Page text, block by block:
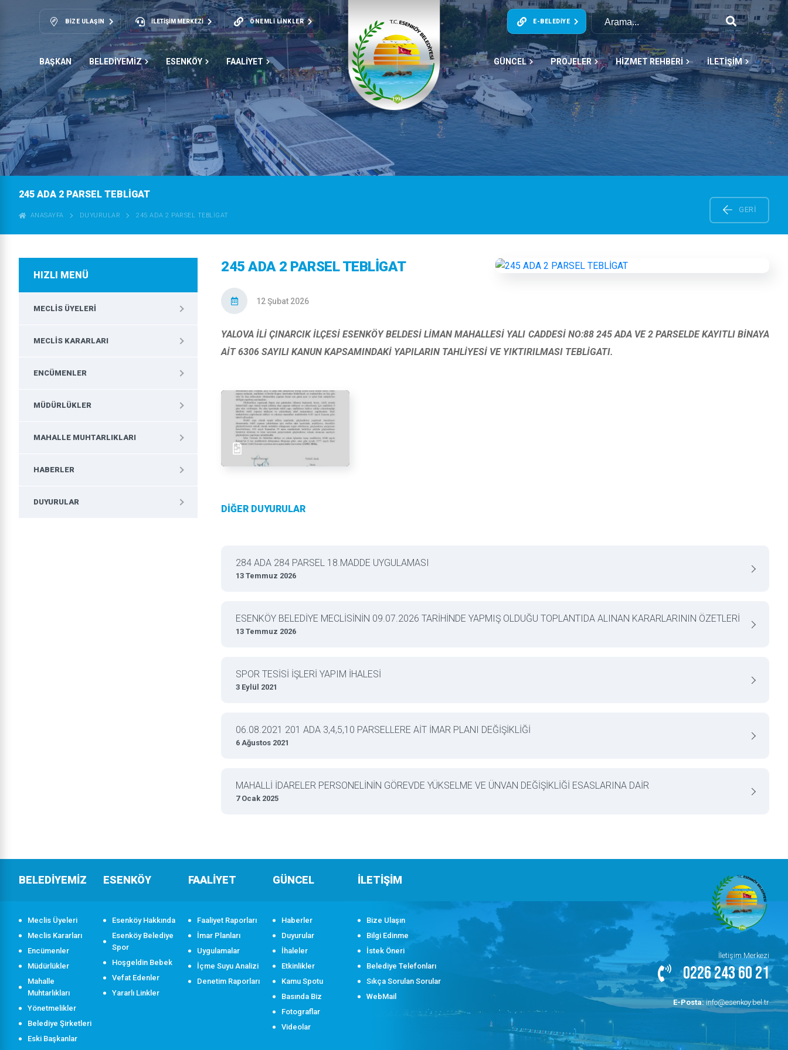
BIZE ULAŞIN İLETİŞİM MERKEZİ ÖNEMLI LINKLER E-BELEDIYE
BAŞKAN BELEDİYEMİZ ESENKÖY FAALİYET GÜNCEL PROJELER HİZMET REHBERİ İLETİŞİM
245 ADA 2 PARSEL TEBLİGAT
ANASAYFA DUYURULAR 245 ADA 2 PARSEL TEBLİGAT
GERI
245 ADA 2 PARSEL TEBLİGAT
12 Şubat 2026
YALOVA İLİ ÇINARCIK İLÇESİ ESENKÖY BELDESİ LİMAN MAHALLESİ YALI CADDESİ NO:88 245 ADA VE 2 PARSELDE KAYITLI BİNAYA
AİT 6306 SAYILI KANUN KAPSAMINDAKİ YAPILARIN TAHLİYESİ VE YIKTIRILMASI TEBLİGATI.
DİĞER DUYURULAR
284 ADA 284 PARSEL 18.MADDE UYGULAMASI
13 Temmuz 2026
ESENKÖY BELEDİYE MECLİSİNİN 09.07.2026 TARİHİNDE YAPMIŞ OLDUĞU TOPLANTIDA ALINAN KARARLARININ ÖZETLERİ
13 Temmuz 2026
SPOR TESİSİ İŞLERİ YAPIM İHALESİ
3 Eylül 2021
06.08.2021 201 ADA 3,4,5,10 PARSELLERE AİT İMAR PLANI DEĞİŞİKLİĞİ
6 Ağustos 2021
MAHALLİ İDARELER PERSONELİNİN GÖREVDE YÜKSELME VE ÜNVAN DEĞİŞİKLİĞİ ESASLARINA DAİR
7 Ocak 2025
HIZLI MENÜ
MECLIS ÜYELERI
MECLIS KARARLARI
ENCÜMENLER
MÜDÜRLÜKLER
MAHALLE MUHTARLIKLARI
HABERLER
DUYURULAR
BELEDİYEMİZ
Meclis Üyeleri
Meclis Kararları
Encümenler
Müdürlükler
Mahalle
Muhtarlıkları
Yönetmelikler
Belediye Şirketleri
Eski Başkanlar
ESENKÖY
Esenköy Hakkında
Esenköy Belediye
Spor
Hoşgeldin Bebek
Vefat Edenler
Yararlı Linkler
FAALİYET
Faaliyet Raporları
İmar Planları
Uygulamalar
İçme Suyu Analizi
Denetim Raporları
GÜNCEL
Haberler
Duyurular
İhaleler
Etkinlikler
Kamu Spotu
Basında Biz
Fotograflar
Videolar
İLETİŞİM
Bize Ulaşın
Bilgi Edinme
İstek Öneri
Belediye Telefonları
Sıkça Sorulan Sorular
WebMail
İletişim Merkezi
0226 243 60 21
E-Posta:info@esenkoy.bel.tr